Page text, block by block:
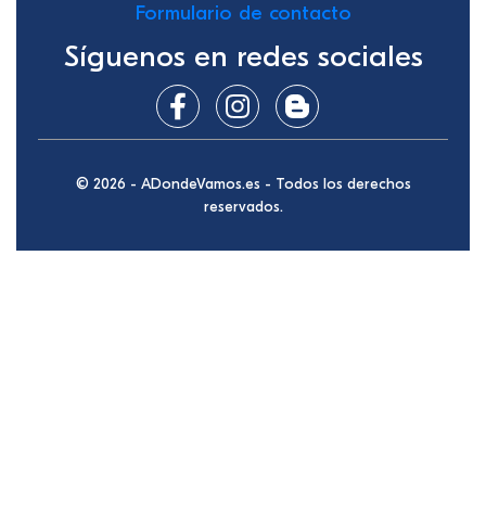
Formulario de contacto
Síguenos en redes sociales
© 2026 - ADondeVamos.es - Todos los derechos
reservados.